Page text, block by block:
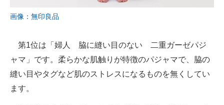
画像：無印良品
第1位は「婦人 脇に縫い目のない 二重ガーゼパジ
ャマ」です。柔らかな肌触りが特徴のパジャマで、脇の
縫い目やタグなど肌のストレスになるものを無くしてい
ます。